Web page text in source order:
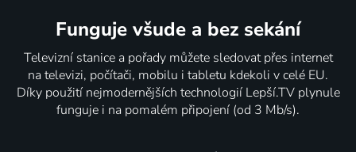
Funguje všude a bez sekání
Televizní stanice a pořady můžete sledovat přes internet
na televizi, počítači, mobilu i tabletu kdekoli v celé EU.
Díky použití nejmodernějších technologií Lepší.TV plynule
funguje i na pomalém připojení (od 3 Mb/s).